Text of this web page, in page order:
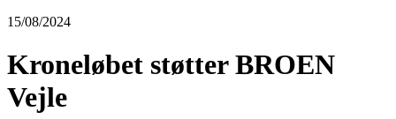
15/08/2024
Kroneløbet støtter BROEN
Vejle